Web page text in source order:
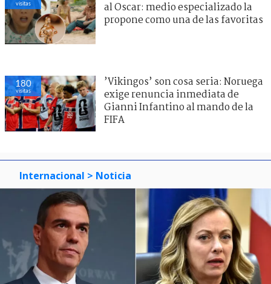
visitas
al Oscar: medio especializado la
propone como una de las favoritas
179
visitas
’Vikingos’ son cosa seria: Noruega
exige renuncia inmediata de
Gianni Infantino al mando de la
FIFA
Internacional > Noticia